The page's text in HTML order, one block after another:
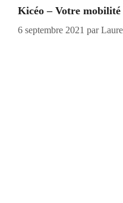
Kicéo – Votre mobilité
6 septembre 2021 par